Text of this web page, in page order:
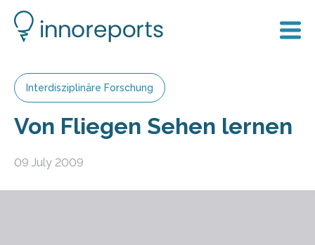
Interdisziplinäre Forschung
Von Fliegen Sehen lernen
09 July 2009